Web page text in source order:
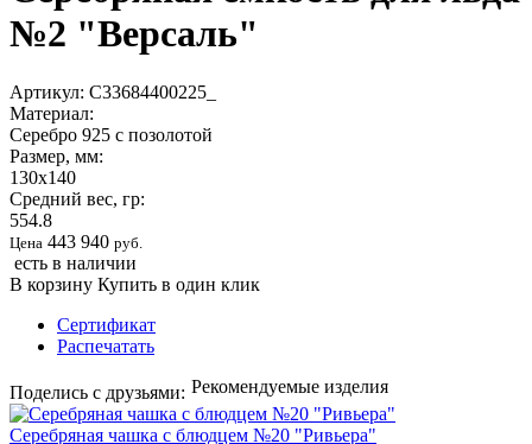
№2 "Версаль"
Артикул: С33684400225_
Материал:
Серебро 925 с позолотой
Размер, мм:
130х140
Средний вес, гр:
554.8
Цена 443 940 руб.
есть в наличии
В корзину Купить в один клик
Сертификат
Распечатать
Поделись с друзьями: Рекомендуемые изделия
Серебряная чашка с блюдцем №20 "Ривьера"